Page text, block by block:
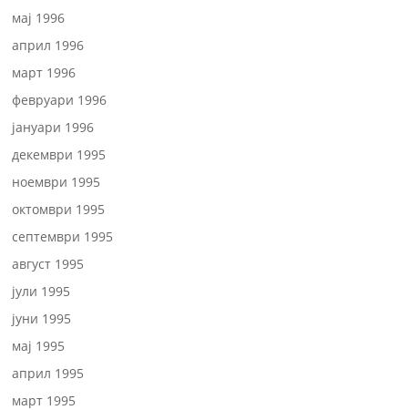
мај 1996
април 1996
март 1996
февруари 1996
јануари 1996
декември 1995
ноември 1995
октомври 1995
септември 1995
август 1995
јули 1995
јуни 1995
мај 1995
април 1995
март 1995